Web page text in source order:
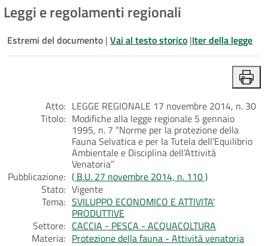
Leggi e regolamenti regionali
Estremi del documento | Vai al testo storico |Iter della legge
Atto: LEGGE REGIONALE 17 novembre 2014, n. 30
Titolo: Modifiche alla legge regionale 5 gennaio
1995, n. 7 “Norme per la protezione della
Fauna Selvatica e per la Tutela dell’Equilibrio
Ambientale e Disciplina dell’Attività
Venatoria”
Pubblicazione: ( B.U. 27 novembre 2014, n. 110 )
Stato: Vigente
Tema: SVILUPPO ECONOMICO E ATTIVITA’
PRODUTTIVE
Settore: CACCIA - PESCA - ACQUACOLTURA
Materia: Protezione della fauna - Attività venatoria